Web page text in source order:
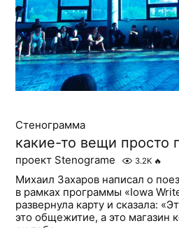
Стенограмма
какие-то вещи просто
проект Stenograme 3.2K 🔥
Михаил Захаров написал о
в рамках программы «Iowa
развернула карту и сказала:
это общежитие, а это магазин